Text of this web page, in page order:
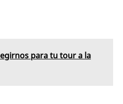
para tu tour a la